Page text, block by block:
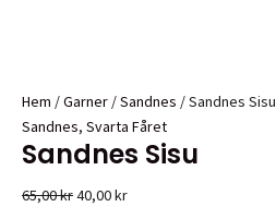
Hem /Garner /Sandnes / Sandnes Sisu
Sandnes, Svarta Fåret
Sandnes Sisu
65,00krDet
40,00krDet